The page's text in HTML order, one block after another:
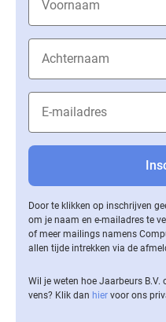
Door te klikken op inschrijven
om je naam en e-mailadres te
of meer mailings namens
allen tijde intrekken via de
Wil je weten hoe Jaarbeurs
vens? Klik dan hier voor ons